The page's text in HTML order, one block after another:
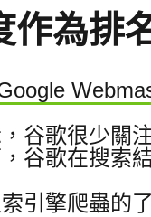
作為排
谷歌很少關
谷歌在搜索
引擎爬蟲的